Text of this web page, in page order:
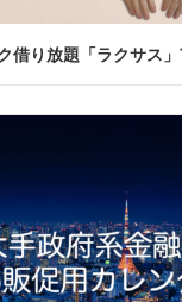
借り放題「ラクサス